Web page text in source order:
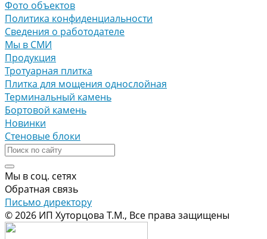
Фото объектов
Политика конфиденциальности
Сведения о работодателе
Мы в СМИ
Продукция
Тротуарная плитка
Плитка для мощения однослойная
Терминальный камень
Бортовой камень
Новинки
Стеновые блоки
Мы в соц. сетях
Обратная связь
Письмо директору
© 2026 ИП Хуторцова Т.М., Все права защищены